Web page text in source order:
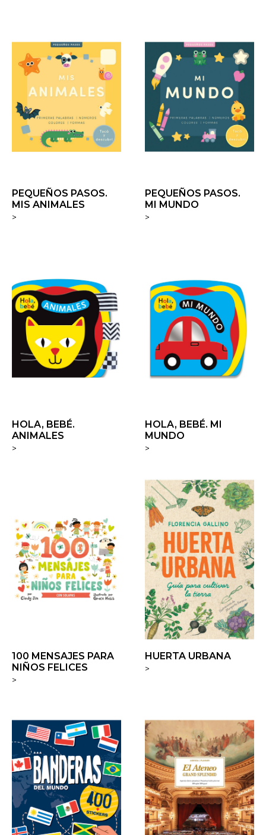
PEQUEÑOS PASOS.
MIS ANIMALES
>
PEQUEÑOS PASOS.
MI MUNDO
>
HOLA, BEBÉ.
ANIMALES
>
HOLA, BEBÉ. MI
MUNDO
>
100 MENSAJES PARA
NIÑOS FELICES
>
HUERTA URBANA
>